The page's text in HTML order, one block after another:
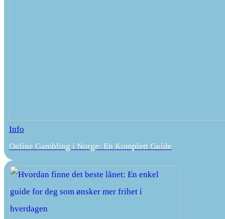
Info
Online Gambling i Norge: En Komplett Guide